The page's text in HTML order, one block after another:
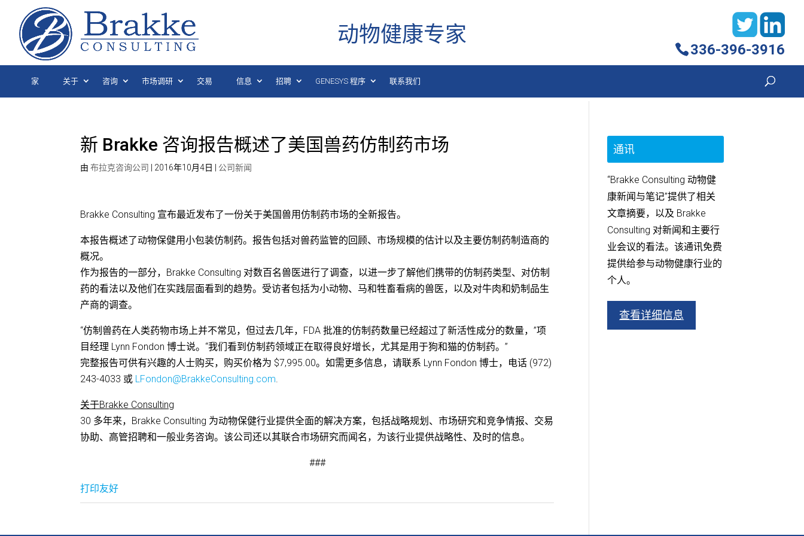
动物健康专家
336-396-3916
家 关于 咨询 市场调研 交易 信息 招聘 GENESYS 程序 联系我们
新 Brakke 咨询报告概述了美国兽药仿制药市场
由布拉克咨询公司 2016年10月4日 公司新闻
Brakke Consulting 宣布最近发布了一份关于美国兽用仿制药市场的全新报告。
本报告概述了动物保健用小包装仿制药。报告包括对兽药监管的回顾、市场规模的估计以及主要仿制药制造商的
概况。
作为报告的一部分，Brakke Consulting 对数百名兽医进行了调查，以进一步了解他们携带的仿制药类型、对仿制
药的看法以及他们在实践层面看到的趋势。受访者包括为小动物、马和牲畜看病的兽医，以及对牛肉和奶制品生
产商的调查。
“仿制兽药在人类药物市场上并不常见，但过去几年，FDA 批准的仿制药数量已经超过了新活性成分的数量，”项
目经理 Lynn Fondon 博士说。“我们看到仿制药领域正在取得良好增长，尤其是用于狗和猫的仿制药。”
完整报告可供有兴趣的人士购买，购买价格为 $7,995.00。如需更多信息，请联系 Lynn Fondon 博士，电话 (972)
243-4033 或 LFondon@BrakkeConsulting.com.
关于Brakke Consulting
30 多年来，Brakke Consulting 为动物保健行业提供全面的解决方案，包括战略规划、市场研究和竞争情报、交易
协助、高管招聘和一般业务咨询。该公司还以其联合市场研究而闻名，为该行业提供战略性、及时的信息。
###
打印友好
通讯
“Brakke Consulting 动物健
康新闻与笔记”提供了相关
文章摘要，以及 Brakke
Consulting 对新闻和主要行
业会议的看法。该通讯免费
提供给参与动物健康行业的
个人。
查看详细信息